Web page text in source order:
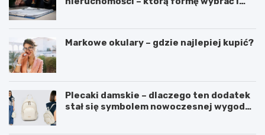
Markowe okulary – gdzie najlepiej kupić?
Plecaki damskie – dlaczego ten dodatek
stał się symbolem nowoczesnej wygody i